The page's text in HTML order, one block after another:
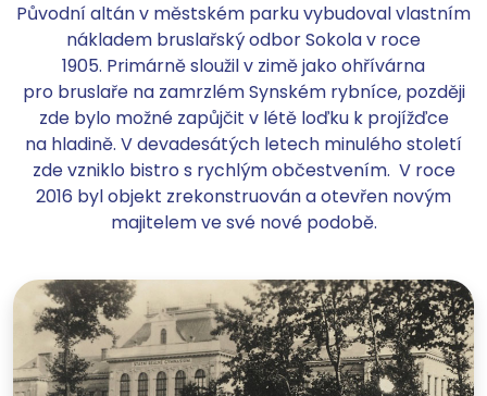
Původní altán v městském parku vybudoval vlastním
nákladem bruslařský odbor Sokola v roce
1905. Primárně sloužil v zimě jako ohřívárna
pro bruslaře na zamrzlém Synském rybníce, později
zde bylo možné zapůjčit v létě loďku k projížďce
na hladině. V devadesátých letech minulého století
zde vzniklo bistro s rychlým občestvením. V roce
2016 byl objekt zrekonstruován a otevřen novým
majitelem ve své nové podobě.